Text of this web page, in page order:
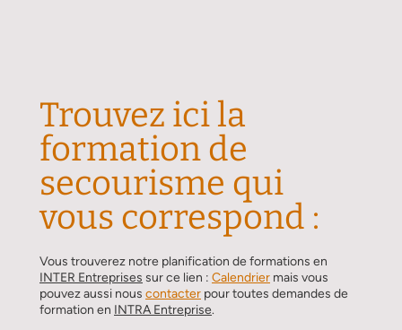
Trouvez ici la
formation de
secourisme qui
vous correspond :
Vous trouverez notre planification de formations en
INTER Entreprises sur ce lien : Calendrier mais vous
pouvez aussi nous contacter pour toutes demandes de
formation en INTRA Entreprise.